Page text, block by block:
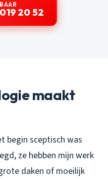
20 52
maakt
begin sceptisch was
ze hebben mijn werk
daken of moeilijk